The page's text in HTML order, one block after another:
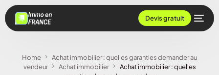
Devis gratuit
Home
Achat immobilier : quelles garanties demander au
vendeur
Achat immobilier
Achat immobilier : quelles